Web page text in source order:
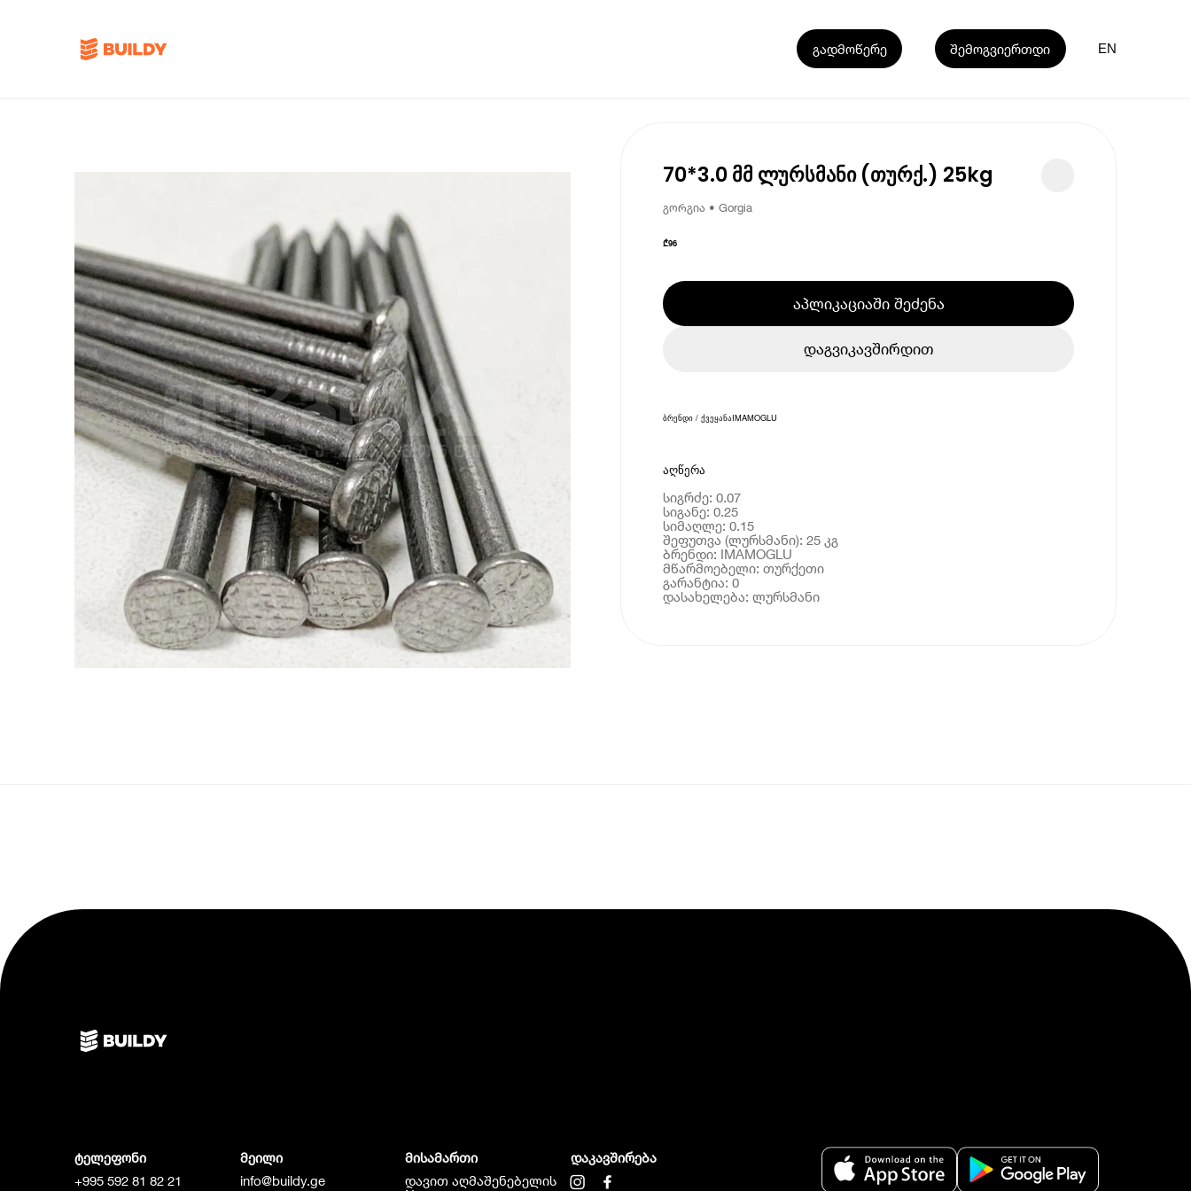
გადმოწერე შემოგვიერთდი EN
70*3.0 მმ ლურსმანი (თურქ.) 25kg
გორგია • Gorgia
₾96
აპლიკაციაში შეძენა
დაგვიკავშირდით
ბრენდი / ქვეყანაIMAMOGLU
აღწერა
სიგრძე: 0.07
სიგანე: 0.25
სიმაღლე: 0.15
შეფუთვა (ლურსმანი): 25 კგ
ბრენდი: IMAMOGLU
მწარმოებელი: თურქეთი
გარანტია: 0
დასახელება: ლურსმანი
ტელეფონი
+995 592 81 82 21
მეილი
info@buildy.ge
მისამართი
დავით აღმაშენებელის
დაკავშირება